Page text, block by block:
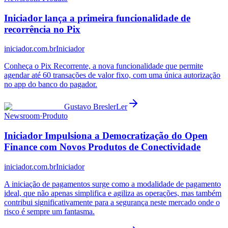
Iniciador lança a primeira funcionalidade de
recorrência no Pix
iniciador.com.brIniciador
Conheça o Pix Recorrente, a nova funcionalidade que permite
agendar até 60 transações de valor fixo, com uma única autorização
no app do banco do pagador.
Gustavo BreslerLer
Newsroom·Produto
Iniciador Impulsiona a Democratização do Open
Finance com Novos Produtos de Conectividade
iniciador.com.brIniciador
A iniciação de pagamentos surge como a modalidade de pagamento
ideal, que não apenas simplifica e agiliza as operações, mas também
contribui significativamente para a segurança neste mercado onde o
risco é sempre um fantasma.